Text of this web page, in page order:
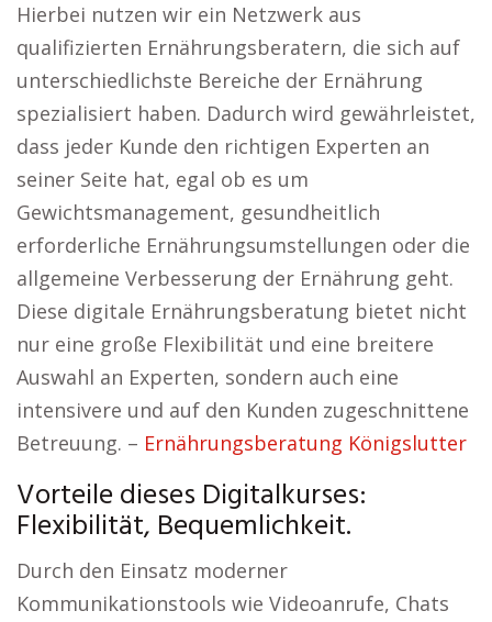
Hierbei nutzen wir ein Netzwerk aus
qualifizierten Ernährungsberatern, die sich auf
unterschiedlichste Bereiche der Ernährung
spezialisiert haben. Dadurch wird gewährleistet,
dass jeder Kunde den richtigen Experten an
seiner Seite hat, egal ob es um
Gewichtsmanagement, gesundheitlich
erforderliche Ernährungsumstellungen oder die
allgemeine Verbesserung der Ernährung geht.
Diese digitale Ernährungsberatung bietet nicht
nur eine große Flexibilität und eine breitere
Auswahl an Experten, sondern auch eine
intensivere und auf den Kunden zugeschnittene
Betreuung. – Ernährungsberatung Königslutter
Vorteile dieses Digitalkurses:
Flexibilität, Bequemlichkeit.
Durch den Einsatz moderner
Kommunikationstools wie Videoanrufe, Chats